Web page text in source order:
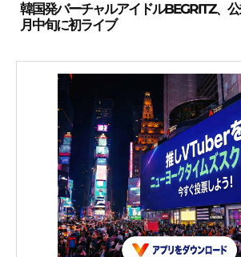
韓国発バーチャルアイドルBEGRITZ、
月中旬に初ライブ